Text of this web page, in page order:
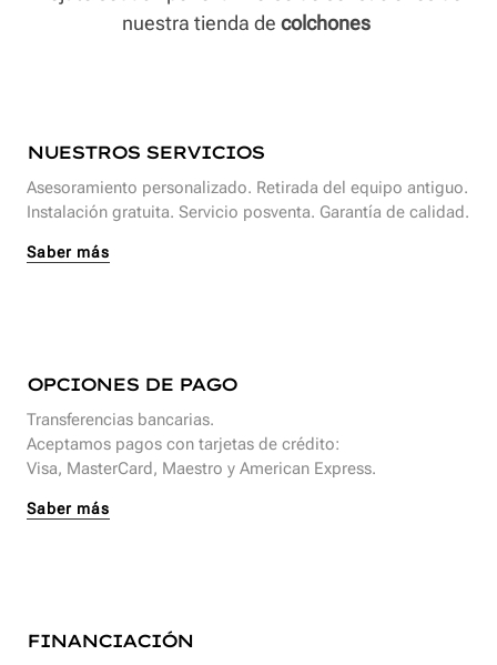
nuestra tienda de colchones
NUESTROS SERVICIOS
Asesoramiento personalizado. Retirada del equipo antiguo.
Instalación gratuita. Servicio posventa. Garantía de calidad.
Saber más
OPCIONES DE PAGO
Transferencias bancarias.
Aceptamos pagos con tarjetas de crédito:
Visa, MasterCard, Maestro y American Express.
Saber más
FINANCIACIÓN